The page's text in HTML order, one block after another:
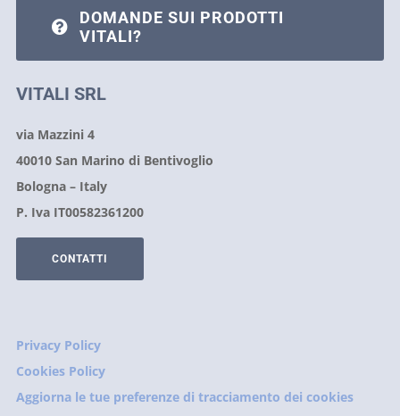
DOMANDE SUI PRODOTTI
VITALI?
VITALI SRL
via Mazzini 4
40010 San Marino di Bentivoglio
Bologna – Italy
P. Iva IT00582361200
CONTATTI
Privacy Policy
Cookies Policy
Aggiorna le tue preferenze di tracciamento dei cookies